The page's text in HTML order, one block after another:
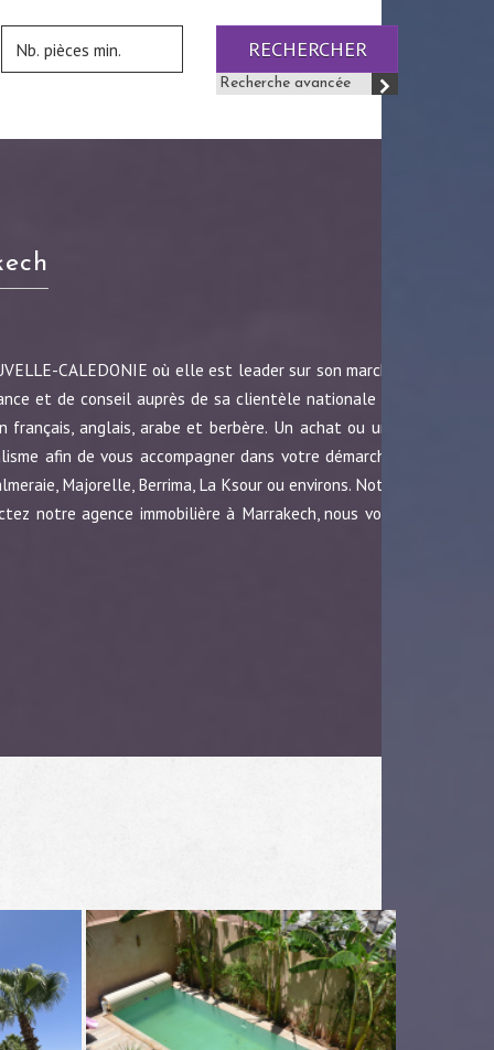
RECHERCHER
Recherche avancée
CALEDONIE où elle est leader sur son marché
et de conseil auprès de sa clientèle nationale et
anglais, arabe et berbère. Un achat ou une
afin de vous accompagner dans votre démarche.
Majorelle, Berrima, La Ksour ou environs. Notre
notre agence immobilière à Marrakech, nous vous